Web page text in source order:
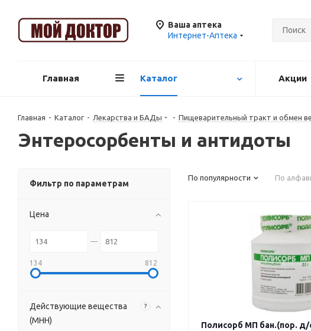
Ваша аптека
Интернет-Аптека
Главная Каталог Акции
Главная - Каталог - Лекарства и БАДы - Пищеварительный тракт и обмен
Энтеросорбенты и антидоты
По популярности По
Полисорб МП бан.(пор. д/
Фильтр по параметрам
Цена
134 812
Действующие вещества
(МНН)
?